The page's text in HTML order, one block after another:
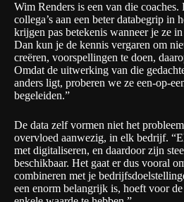
Wim Renders is een van die
collega’s aan een beter databegrip in
krijgen pas betekenis wanneer je ze
Dan kun je de kennis vergaren om
creëren, voorspellingen te doen,
Omdat de uitwerking van die
anders ligt, proberen we ze een-op-
begeleiden.”
De data zelf vormen niet het
overvloed aanwezig, in elk bedrijf.
met digitaliseren, en daardoor zijn
beschikbaar. Het gaat er dus vooral
combineren met je
een enorm belangrijk is, hoeft voor de